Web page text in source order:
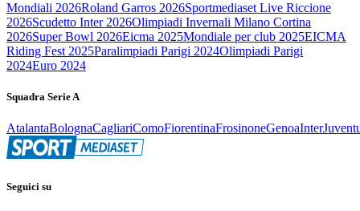
Mondiali 2026Roland Garros 2026Sportmediaset Live Riccione
2026Scudetto Inter 2026Olimpiadi Invernali Milano Cortina
2026Super Bowl 2026Eicma 2025Mondiale per club 2025EICMA
Riding Fest 2025Paralimpiadi Parigi 2024Olimpiadi Parigi
2024Euro 2024
Squadra Serie A
AtalantaBolognaCagliariComoFiorentinaFrosinoneGenoaInter
Seguici su